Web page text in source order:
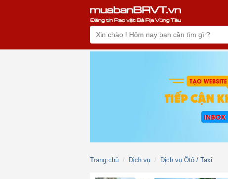
Trang chủ Dịch vụ Dịch vụ Ôtô / Taxi